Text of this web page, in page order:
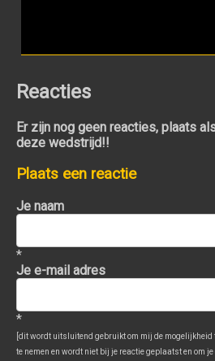
Reacties
Er zijn nog geen reacties, plaats
deze wedstrijd!!
Plaats een reactie
Je naam
*
Je e-mail adres
*
[dit wordt uitsluitend gebruikt om mij de mogelijkheid
te nemen en wordt niet bij je reactie geplaatst en om